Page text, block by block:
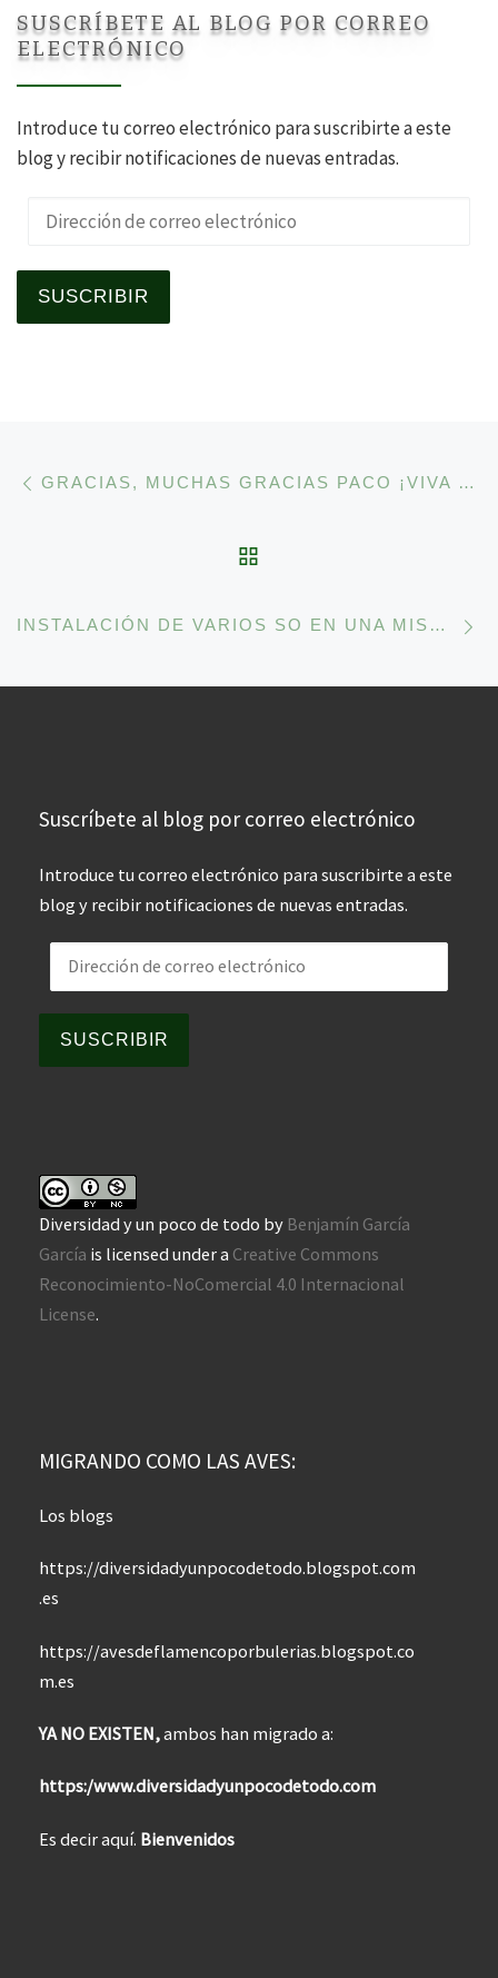
SUSCRÍBETE AL BLOG POR CORREO
ELECTRÓNICO
Introduce tu correo electrónico para suscribirte a este
blog y recibir notificaciones de nuevas entradas.
Dirección de correo electrónico
SUSCRIBIR
Navegación de la GRACIAS, MUCHAS GRACIAS PACO ¡VIVA LA MADRE QUE TE PARIÓ! ¡VIVA LUCÍA!
INSTALACIÓN DE VARIOS SO EN UNA MISMA COMPUTADORA, WINDOWS Y GNU/LINUX (2): SEGUNDO, PREPARAR LA TABLA DE PARTICIONES.
Suscríbete al blog por correo electrónico
Introduce tu correo electrónico para suscribirte a este
blog y recibir notificaciones de nuevas entradas.
Dirección de correo electrónico
SUSCRIBIR
Diversidad y un poco de todo by Benjamín García
García is licensed under a Creative Commons
Reconocimiento-NoComercial 4.0 Internacional
License.
MIGRANDO COMO LAS AVES:
Los blogs
https://diversidadyunpocodetodo.blogspot.com
.es
https://avesdeflamencoporbulerias.blogspot.co
m.es
YA NO EXISTEN,ambos han migrado a:
https:/www.diversidadyunpocodetodo.com
Es decir aquí. Bienvenidos